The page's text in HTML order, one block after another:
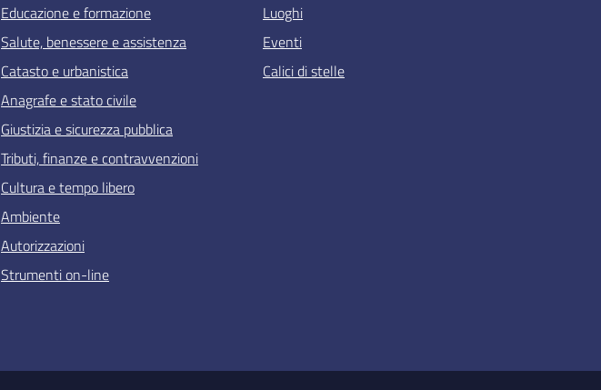
Educazione e formazione
Salute, benessere e assistenza
Catasto e urbanistica
Anagrafe e stato civile
Giustizia e sicurezza pubblica
Tributi, finanze e contravvenzioni
Cultura e tempo libero
Ambiente
Autorizzazioni
Strumenti on-line
Luoghi
Eventi
Calici di stelle